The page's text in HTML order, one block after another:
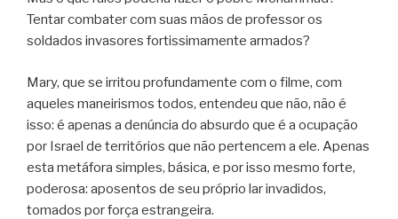
Tentar combater com suas mãos de professor os
soldados invasores fortissimamente armados?
Mary, que se irritou profundamente com o filme, com
aqueles maneirismos todos, entendeu que não, não é
isso: é apenas a denúncia do absurdo que é a ocupação
por Israel de territórios que não pertencem a ele. Apenas
esta metáfora simples, básica, e por isso mesmo forte,
poderosa: aposentos de seu próprio lar invadidos,
tomados por força estrangeira.